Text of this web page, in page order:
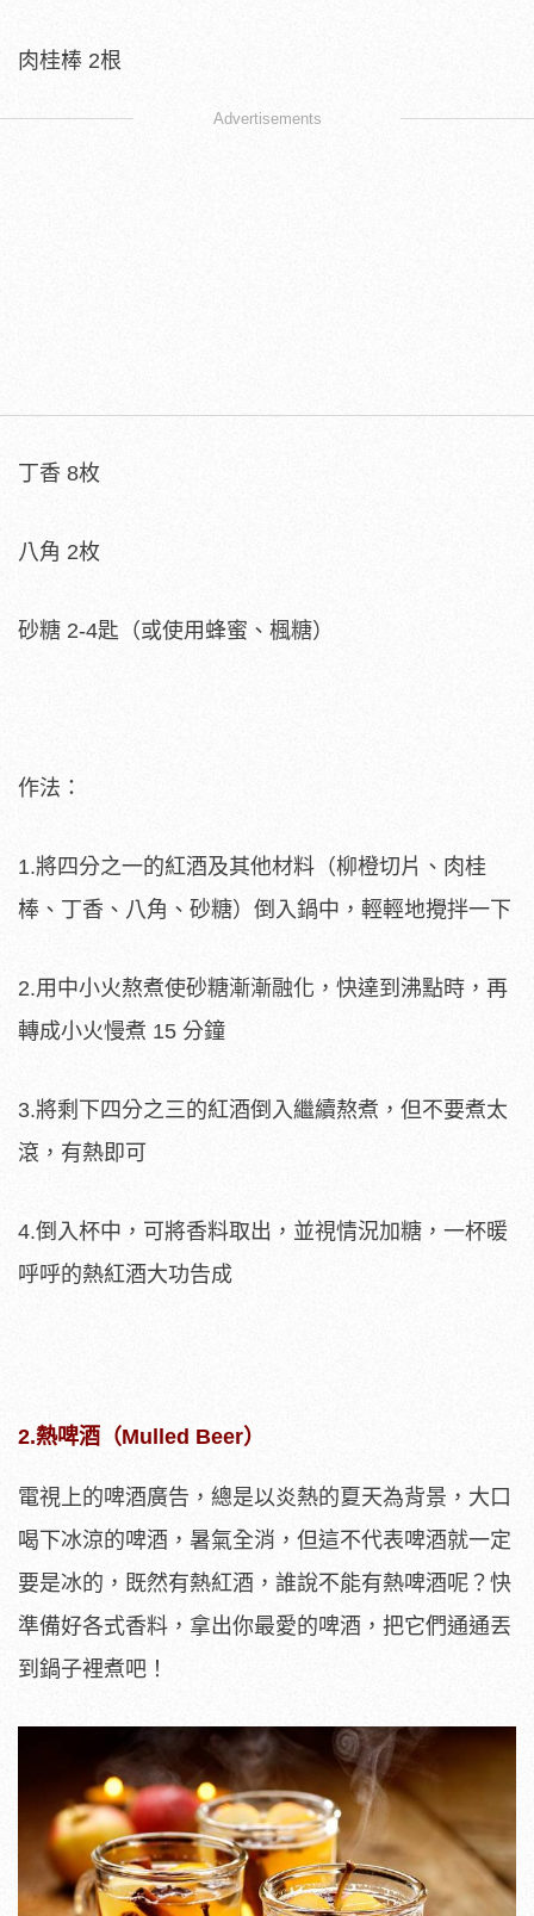
肉桂棒 2根
Advertisements
丁香 8枚
八角 2枚
砂糖 2-4匙（或使用蜂蜜、楓糖）
作法：
1.將四分之一的紅酒及其他材料（柳橙切片、肉桂
棒、丁香、八角、砂糖）倒入鍋中，輕輕地攪拌一下
2.用中小火熬煮使砂糖漸漸融化，快達到沸點時，再
轉成小火慢煮 15 分鐘
3.將剩下四分之三的紅酒倒入繼續熬煮，但不要煮太
滾，有熱即可
4.倒入杯中，可將香料取出，並視情況加糖，一杯暖
呼呼的熱紅酒大功告成
2.熱啤酒（Mulled Beer）
電視上的啤酒廣告，總是以炎熱的夏天為背景，大口
喝下冰涼的啤酒，暑氣全消，但這不代表啤酒就一定
要是冰的，既然有熱紅酒，誰說不能有熱啤酒呢？快
準備好各式香料，拿出你最愛的啤酒，把它們通通丟
到鍋子裡煮吧！